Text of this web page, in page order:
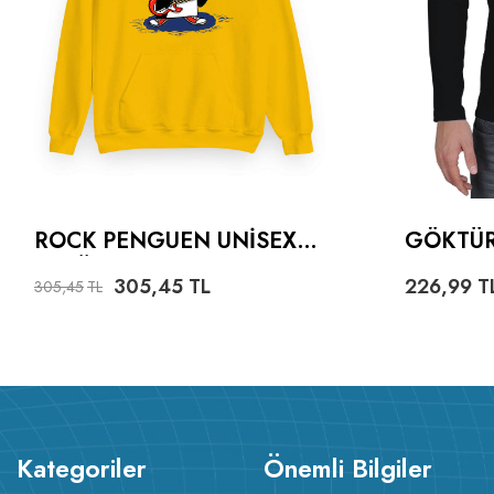
ROCK PENGUEN UNISEX
305,45TL 305,45 TL 226,99
Kategoriler Önemli Bilgiler